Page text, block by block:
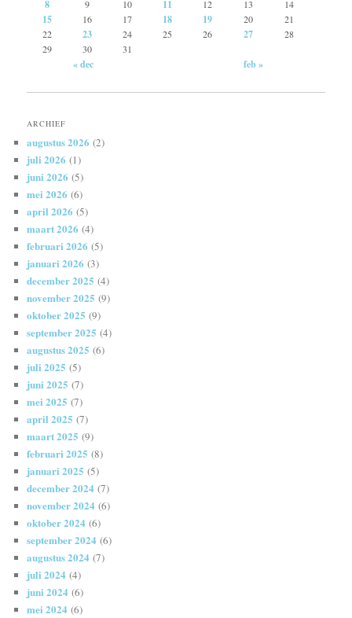
8 9 10 11 12 13 14
15 16 17 18 19 20
21
22
23 24 25 26 27
28
29
30 31
« dec feb »
ARCHIEF
augustus 2026 (2)
juli 2026 (1)
juni 2026 (5)
mei 2026 (6)
april 2026 (5)
maart 2026 (4)
februari 2026 (5)
januari 2026 (3)
december 2025 (4)
november 2025 (9)
oktober 2025 (9)
september 2025 (4)
augustus 2025 (6)
juli 2025 (5)
juni 2025 (7)
mei 2025 (7)
april 2025 (7)
maart 2025 (9)
februari 2025 (8)
januari 2025 (5)
december 2024 (7)
november 2024 (6)
oktober 2024 (6)
september 2024 (6)
augustus 2024 (7)
juli 2024 (4)
juni 2024 (6)
mei 2024 (6)